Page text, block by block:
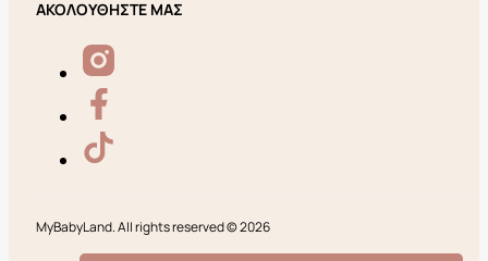
ΑΚΟΛΟΥΘΗΣΤΕ ΜΑΣ
MyBabyLand. All rights reserved © 2026